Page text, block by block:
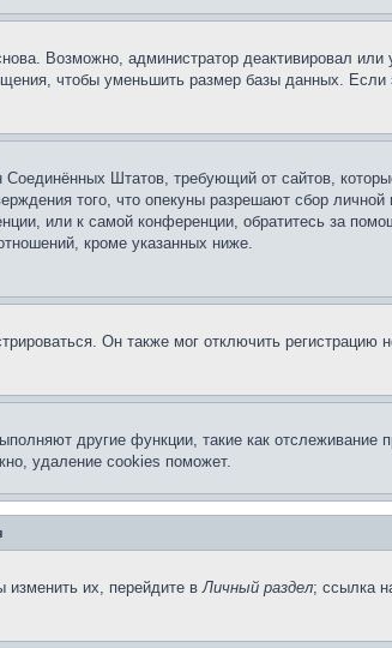
Возможно, администратор деактивировал
чтобы уменьшить размер базы данных. Если
Штатов, требующий от сайтов,
того, что опекуны разрешают сбор
или к самой конференции, обратитесь за
кроме указанных ниже.
Он также мог отключить регистрацию
другие функции, такие как отслеживание
удаление cookies поможет.
изменить их, перейдите вЛичный раздел; ссылка